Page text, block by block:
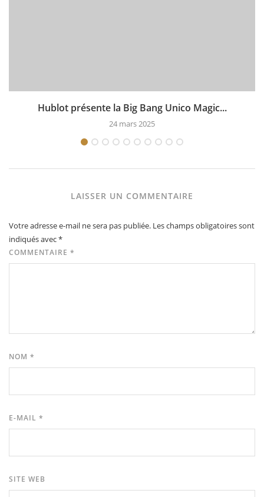
Hublot présente la Big Bang Unico Magic...
24 mars 2025
LAISSER UN COMMENTAIRE
Votre adresse e-mail ne sera pas publiée. Les champs obligatoires sont
indiqués avec*
COMMENTAIRE *
NOM *
E-MAIL *
SITE WEB